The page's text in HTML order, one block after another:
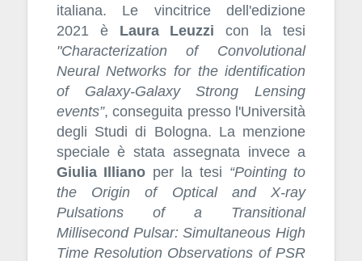
italiana. Le vincitrice dell'edizione
2021 è Laura Leuzzi con la tesi
"Characterization of Convolutional
Neural Networks for the identification
of Galaxy-Galaxy Strong Lensing
events”, conseguita presso l'Università
degli Studi di Bologna. La menzione
speciale è stata assegnata invece a
Giulia Illiano per la tesi “Pointing to
the Origin of Optical and X-ray
Pulsations of a Transitional
Millisecond Pulsar: Simultaneous High
Time Resolution Observations of PSR